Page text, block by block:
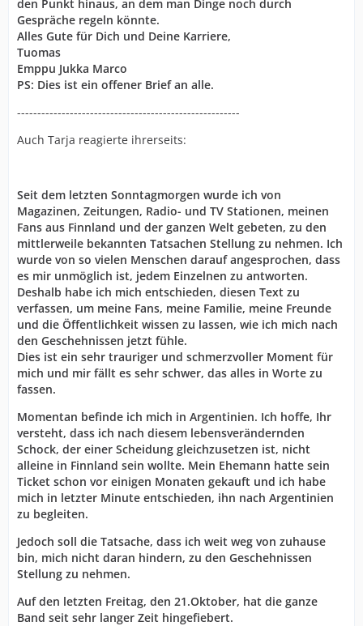
den Punkt hinaus, an dem man Dinge noch durch
Gespräche regeln könnte.
Alles Gute für Dich und Deine Karriere,
Tuomas
Emppu Jukka Marco
PS: Dies ist ein offener Brief an alle.
-------------------------------------------------------
Auch Tarja reagierte ihrerseits:
Seit dem letzten Sonntagmorgen wurde ich von
Magazinen, Zeitungen, Radio- und TV Stationen, meinen
Fans aus Finnland und der ganzen Welt gebeten, zu den
mittlerweile bekannten Tatsachen Stellung zu nehmen. Ich
wurde von so vielen Menschen darauf angesprochen, dass
es mir unmöglich ist, jedem Einzelnen zu antworten.
Deshalb habe ich mich entschieden, diesen Text zu
verfassen, um meine Fans, meine Familie, meine Freunde
und die Öffentlichkeit wissen zu lassen, wie ich mich nach
den Geschehnissen jetzt fühle.
Dies ist ein sehr trauriger und schmerzvoller Moment für
mich und mir fällt es sehr schwer, das alles in Worte zu
fassen.
Momentan befinde ich mich in Argentinien. Ich hoffe, Ihr
versteht, dass ich nach diesem lebensverändernden
Schock, der einer Scheidung gleichzusetzen ist, nicht
alleine in Finnland sein wollte. Mein Ehemann hatte sein
Ticket schon vor einigen Monaten gekauft und ich habe
mich in letzter Minute entschieden, ihn nach Argentinien
zu begleiten.
Jedoch soll die Tatsache, dass ich weit weg von zuhause
bin, mich nicht daran hindern, zu den Geschehnissen
Stellung zu nehmen.
Auf den letzten Freitag, den 21.Oktober, hat die ganze
Band seit sehr langer Zeit hingefiebert.